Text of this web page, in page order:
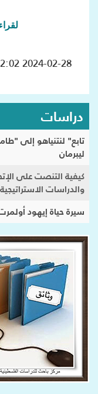
2024-02-28 10:52:02 | 706 قراءة
دراسات
تابع" لنتنياهو إلى
ليبرمان
كيفية التنصت على
والدراسات الاستراتيجية
سيرة حياة إيهود